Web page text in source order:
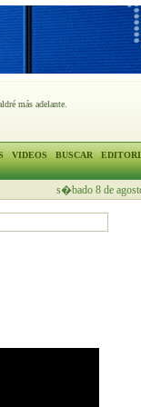
más adelante.
VIDEOS BUSCAR
s�bado 8 de